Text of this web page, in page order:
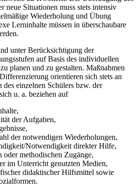
neue Situationen muss stets intensiv
Wiederholung und Übung
Lerninhalte müssen in überschaubare
unter Berücksichtigung der
auf Basis des individuellen
planen und zu gestalten. Maßnahmen
orientieren sich stets an
des einzelnen Schülers bzw. der
u. a. beziehen auf
der Aufgaben,
der notwendigen Wiederholungen,
Notwendigkeit direkter Hilfe,
methodischen Zugänge,
im Unterricht genutzten Medien,
didaktischer Hilfsmittel sowie